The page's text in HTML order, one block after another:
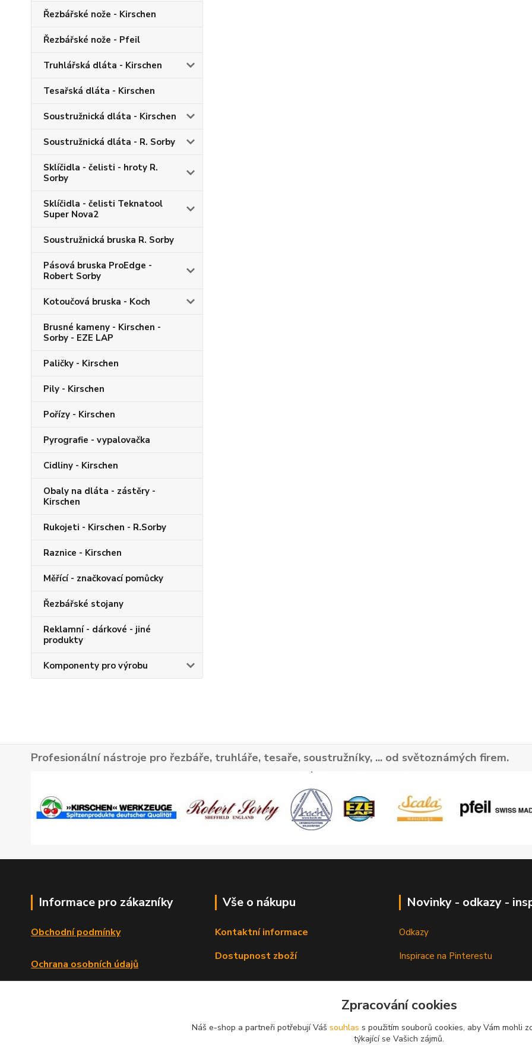
Řezbářské nože - Kirschen
Řezbářské nože - Pfeil
Truhlářská dláta - Kirschen
Tesařská dláta - Kirschen
Soustružnická dláta - Kirschen
Soustružnická dláta - R. Sorby
Sklíčidla - čelisti - hroty R.
Sorby
Sklíčidla - čelisti Teknatool
Super Nova2
Soustružnická bruska R. Sorby
Pásová bruska ProEdge -
Robert Sorby
Kotoučová bruska - Koch
Brusné kameny - Kirschen -
Sorby - EZE LAP
Paličky - Kirschen
Pily - Kirschen
Pořízy - Kirschen
Pyrografie - vypalovačka
Cidliny - Kirschen
Obaly na dláta - zástěry -
Kirschen
Rukojeti - Kirschen - R.Sorby
Raznice - Kirschen
Měřící - značkovací pomůcky
Řezbářské stojany
Reklamní - dárkové - jiné
produkty
Komponenty pro výrobu
Profesionální nástroje pro řezbáře, truhláře, tesaře, soustružníky, ... od světoznámých firem.
Informace pro zákazníky
Obchodní podmínky
Ochrana osobních údajů
Vše o nákupu
Kontaktní informace
Dostupnost zboží
Novinky - odkazy -
Odkazy
Inspirace na Pinterestu
Zpracování cookies
Náš e-shop a partneři potřebují Váš souhlas s použitím souborů cookies, aby Vám mohli
týkající se Vašich zájmů.